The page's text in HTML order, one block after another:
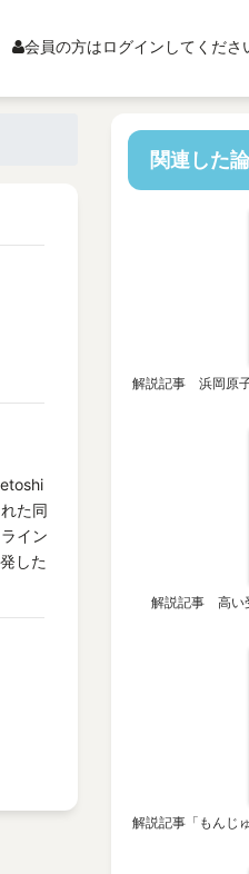
会員の方はログインしてくださ
た同
イン
した
関連した
解説記事 浜岡原
解説記事 高い
解説記事「もんじ